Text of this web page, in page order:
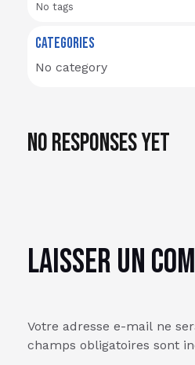
No tags
CATEGORIES
No category
No responses yet
Laisser un
Votre adresse e-mail ne
champs obligatoires sont